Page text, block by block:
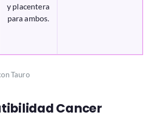
y placentera
para ambos.
Tauro
Cancer